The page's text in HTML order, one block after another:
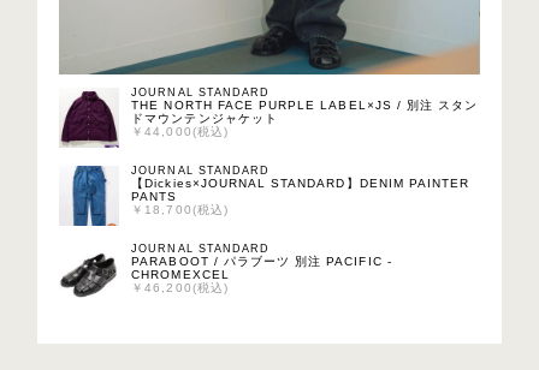
JOURNAL STANDARD
THE NORTH FACE PURPLE LABEL×JS / 別注 スタン
ドマウンテンジャケット
￥44,000(税込)
JOURNAL STANDARD
【Dickies×JOURNAL STANDARD】DENIM PAINTER
PANTS
￥18,700(税込)
JOURNAL STANDARD
PARABOOT / パラブーツ 別注 PACIFIC -
CHROMEXCEL
￥46,200(税込)